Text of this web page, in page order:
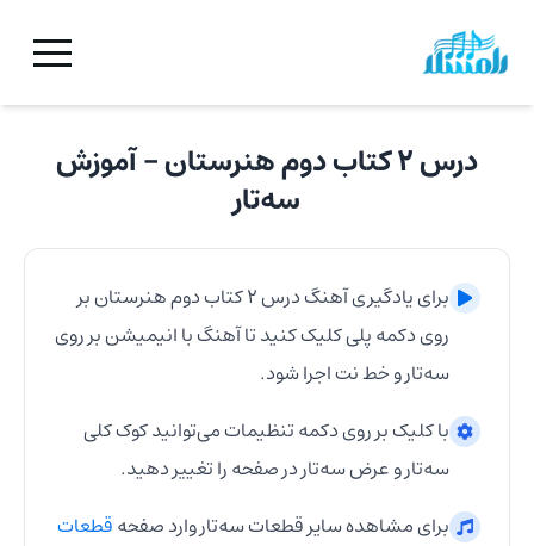
درس ۲ کتاب دوم هنرستان - آموزش
سه‌تار
برای یادگیری آهنگدرس ۲ کتاب دوم هنرستان
بر
روی دکمه پلی کلیک کنید تا آهنگ با انیمیشن بر روی
سه‌تارو خط نت اجرا شود.
با کلیک بر روی دکمه تنظیمات می‌توانید کوک کلی
سه‌تارو عرضسه‌تاردر صفحه را تغییر دهید.
برای مشاهده سایر قطعاتسه‌تاروارد صفحهقطعات